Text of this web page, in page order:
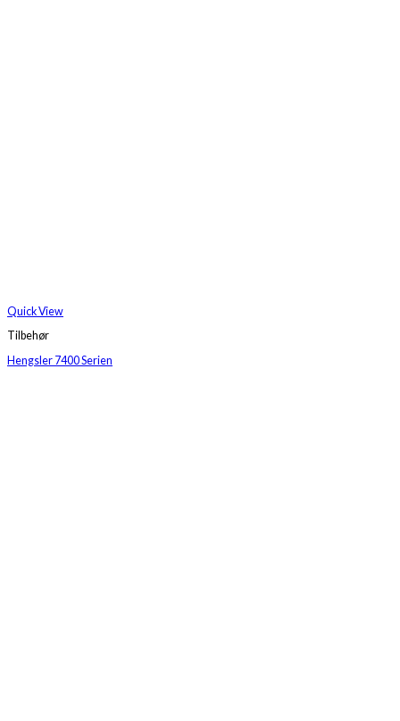
Quick View
Tilbehør
Hengsler 7400 Serien